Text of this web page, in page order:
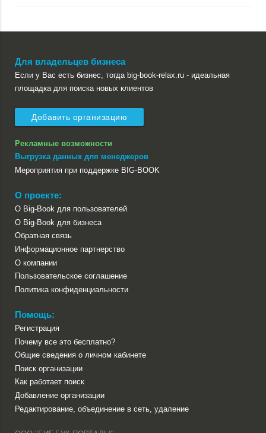
Для владельцев бизнеса
Если у Вас есть бизнес, тогда big-book-relax.ru - идеальная
площадка для поиска новых клиентов
Добавить организацию
Рекламные возможности
Выгрузка данных для менеджеров
Мероприятия при поддержке BIG-BOOK
О проекте:
О Big-Book для пользователей
О Big-Book для бизнеса
Обратная связь
Информационное партнерство
О компании
Пользовательское соглашение
Политика конфиденциальности
Помощь:
Регистрация
Почему все это бесплатно?
Общие сведения о личном кабинете
Поиск организации
Как работает поиск
Добавление организации
Редактирование, объединение в сеть, удаление